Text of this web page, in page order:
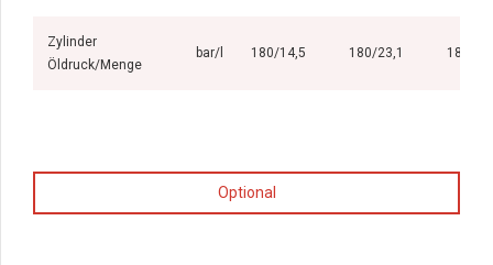
Zylinder
Öldruck/Menge
bar/l 180/14,5 180/23,1 180/
Optional